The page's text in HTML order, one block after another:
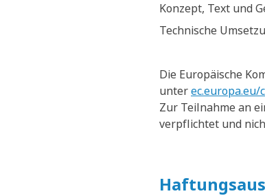
Konzept, Text und
Technische
Die Europäische
unter
Zur Teilnahme an
verpflichtet und